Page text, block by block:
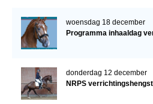
woensdag 18 december
Programma inhaaldag
donderdag 12 december
NRPS